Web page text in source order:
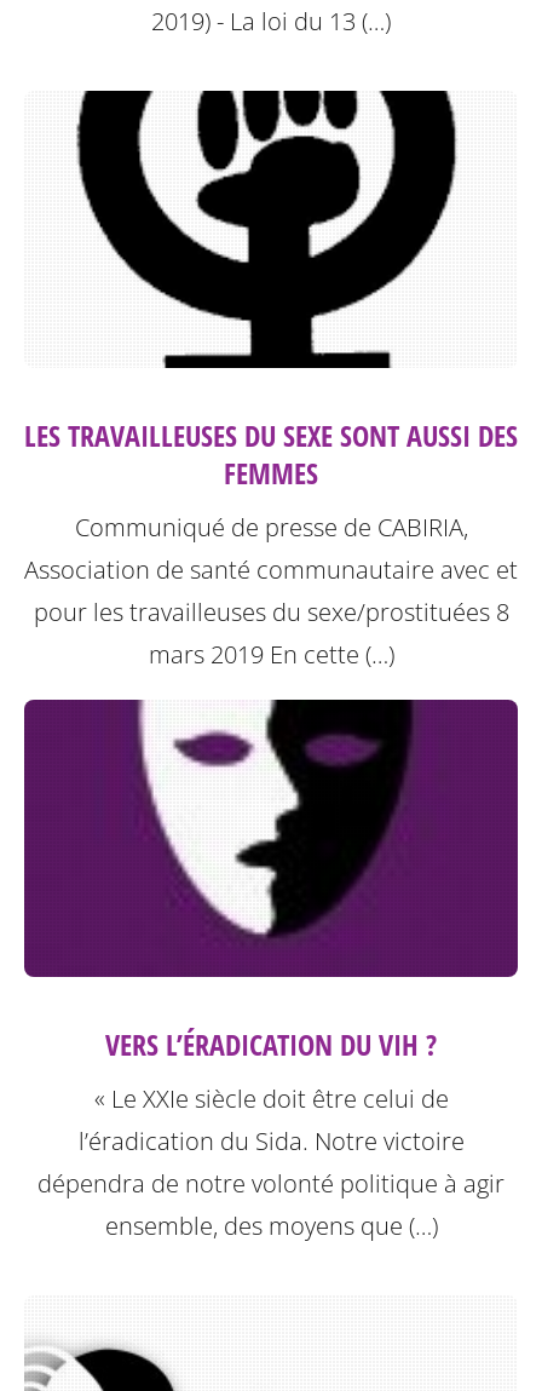
2019) - La loi du 13 (…)
LES TRAVAILLEUSES DU SEXE SONT AUSSI DES
FEMMES
Communiqué de presse de CABIRIA,
Association de santé communautaire avec et
pour les travailleuses du sexe/prostituées 8
mars 2019 En cette (…)
VERS L’ÉRADICATION DU VIH ?
« Le XXIe siècle doit être celui de
l’éradication du Sida. Notre victoire
dépendra de notre volonté politique à agir
ensemble, des moyens que (…)